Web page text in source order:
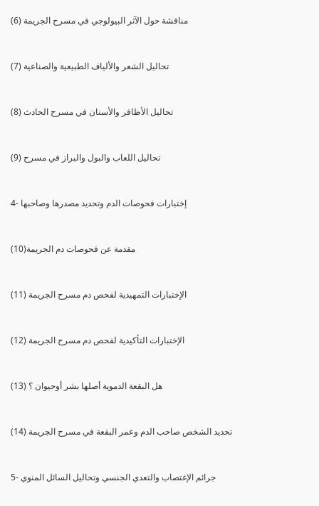
(6) مناقشة حول الآثر البيولوجي في مسرح الجريمة
(7) تحاليل الشعر والألياف الطبيعية والصناعية
(8) تحاليل الأظافر والأسنان في مسرح الحادث
(9) تحاليل اللعاب والبول والبراز في مسرح
4- إختبارات فحوصات الدم وتحديد مصدرها وصاحبها
(10)مقدمة عن فحوصات دم الجريمة
(11) الإختبارات التمهيدية لفحص دم مسرح الجريمة
(12) الإختبارات التأكيدية لفحص دم مسرح الجريمة
(13) هل البقعة الدموية أصلها بشر أوحيوان ؟
(14) تحديد الشخص صاحب الدم وعمر البقعة في مسرح الجريمة
5- جرائم الإغتصاب والتعدي الجنسي وتحاليل السائل المنوي